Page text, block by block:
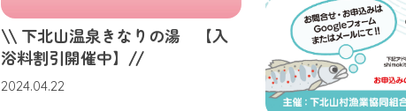
\\ 下北山温泉きなりの湯 【入
浴料割引開催中】//
2024.04.22